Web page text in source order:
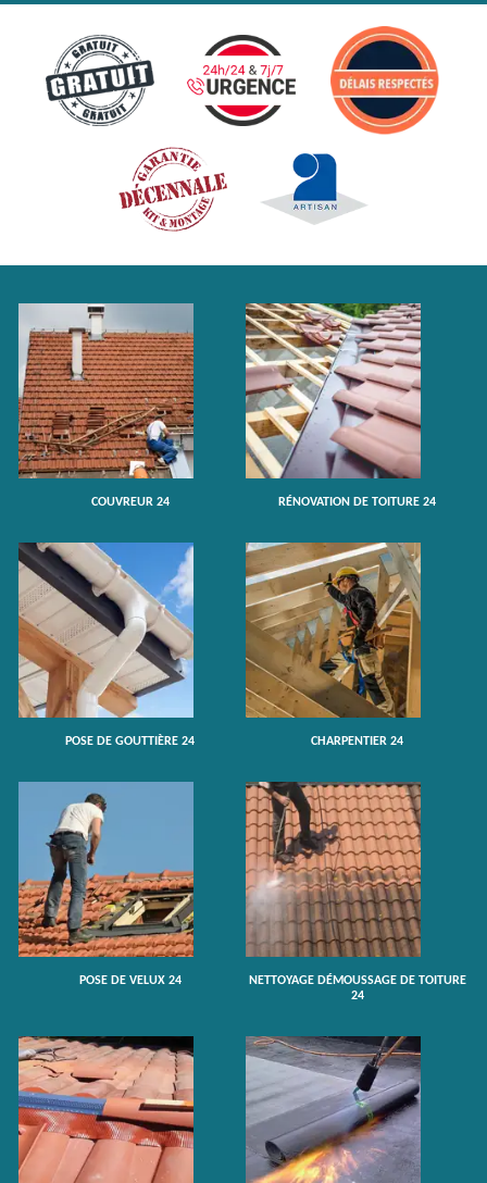
COUVREUR 24 RÉNOVATION DE TOITURE 24
POSE DE GOUTTIÈRE 24 CHARPENTIER 24
POSE DE VELUX 24
NETTOYAGE DÉMOUSSAGE DE TOITURE
24